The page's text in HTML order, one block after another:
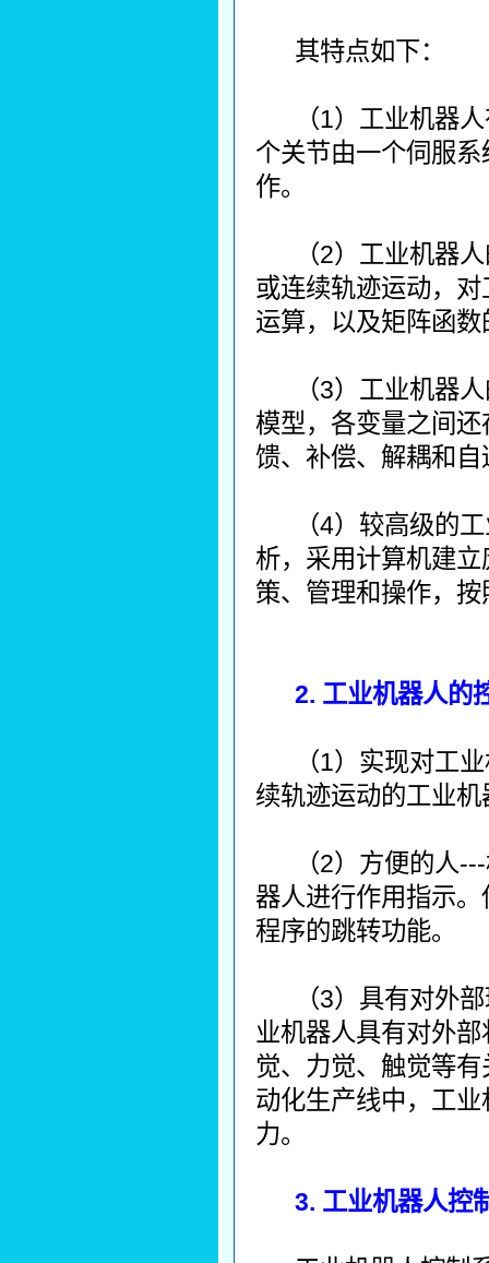
其特点如下：
（1）工业机器
个关节由一个伺服
作。
（2）工业机器
或连续轨迹运动，
运算，以及矩阵函
（3）工业机器
模型，各变量之间
馈、补偿、解耦和
（4）较高级的
析，采用计算机建
策、管理和操作，
2. 工业机器人的
（1）实现对工
续轨迹运动的工业
（2）方便的人
器人进行作用指示
程序的跳转功能。
（3）具有对外
业机器人具有对外
觉、力觉、触觉等
动化生产线中，工
力。
3. 工业机器人控